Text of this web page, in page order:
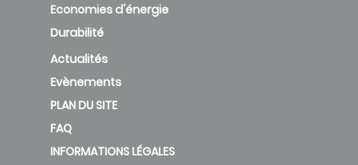
Economies d'énergie
Durabilité
Actualités
Evènements
PLAN DU SITE
FAQ
INFORMATIONS LÉGALES